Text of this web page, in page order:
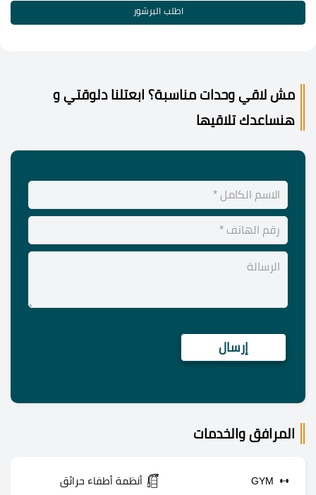
اطلب البرشور
مش لاقي وحدات مناسبة؟ ابعتلنا دلوقتي و
هنساعدك تلاقيها
المرافق والخدمات
GYM أنظمة أطفاء حرائق